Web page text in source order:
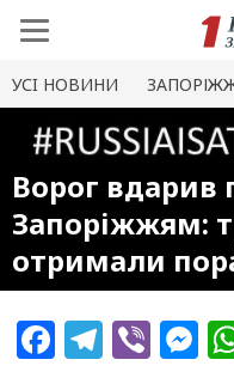
УСI НОВИНИ
Ворог вдарив
Запоріжжям:
отримали
Facebook